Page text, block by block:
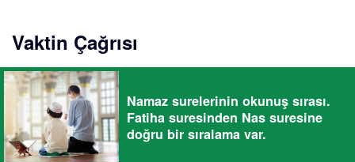
Vaktin Çağrısı
Namaz surelerinin okunuş sırası.
Fatiha suresinden Nas suresine
doğru bir sıralama var.